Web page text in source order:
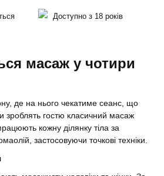
Доступно з 18 років
масаж у чотири
де на нього чекатиме сеанс, що
зроблять гостю класичний масаж
кожну ділянку тіла за
застосовуючи точкові техніки.